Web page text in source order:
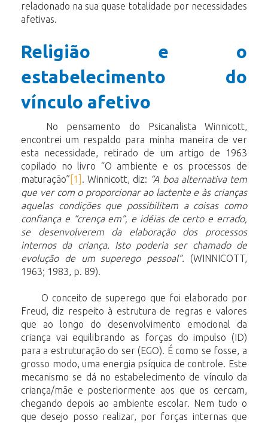
relacionado na sua quase totalidade por necessidades
afetivas.
Religião e o
estabelecimento do
vínculo afetivo
No pensamento do Psicanalista Winnicott,
encontrei um respaldo para minha maneira de ver
esta necessidade, retirado de um artigo de 1963
copilado no livro “O ambiente e os processos de
maturação” [1] . Winnicott, diz: “A boa alternativa tem
que ver com o proporcionar ao lactente e às crianças
aquelas condições que possibilitem a coisas como
confiança e “crença em”, e idéias de certo e errado,
se desenvolverem da elaboração dos processos
internos da criança. Isto poderia ser chamado de
evolução de um superego pessoal”. (WINNICOTT,
1963; 1983, p. 89).
O conceito de superego que foi elaborado por
Freud, diz respeito à estrutura de regras e valores
que ao longo do desenvolvimento emocional da
criança vai equilibrando as forças do impulso (ID)
para a estruturação do ser (EGO). É como se fosse, a
grosso modo, uma energia psíquica de controle. Este
mecanismo se dá no estabelecimento de vínculo da
criança/mãe e posteriormente aos que os cercam,
chegando depois ao ambiente escolar. Nem tudo o
que desejo posso realizar, por forças internas que